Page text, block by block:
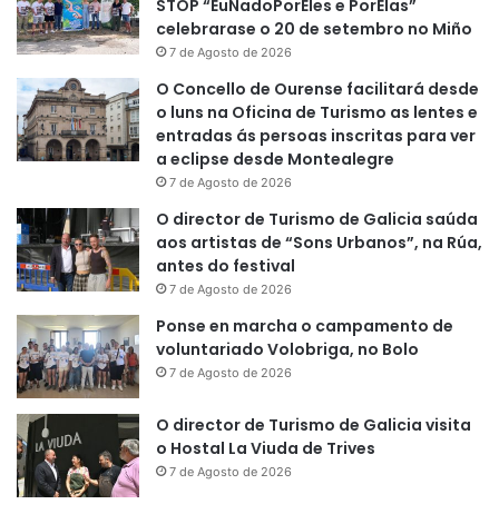
STOP “EuNadoPorEles e PorElas”
celebrarase o 20 de setembro no Miño
7 de Agosto de 2026
O Concello de Ourense facilitará desde
o luns na Oficina de Turismo as lentes e
entradas ás persoas inscritas para ver
a eclipse desde Montealegre
7 de Agosto de 2026
O director de Turismo de Galicia saúda
aos artistas de “Sons Urbanos”, na Rúa,
antes do festival
7 de Agosto de 2026
Ponse en marcha o campamento de
voluntariado Volobriga, no Bolo
7 de Agosto de 2026
O director de Turismo de Galicia visita
o Hostal La Viuda de Trives
7 de Agosto de 2026